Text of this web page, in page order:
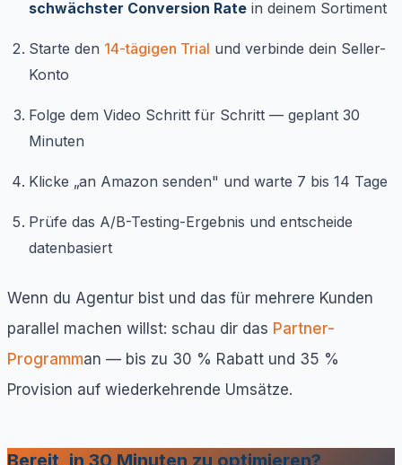
schwächster Conversion Rate in deinem Sortiment
Starte den 14-tägigen Trial und verbinde dein Seller-
Konto
Folge dem Video Schritt für Schritt — geplant 30
Minuten
Klicke „an Amazon senden" und warte 7 bis 14 Tage
Prüfe das A/B-Testing-Ergebnis und entscheide
datenbasiert
Wenn du Agentur bist und das für mehrere Kunden
parallel machen willst: schau dir das Partner-
Programman — bis zu 30 % Rabatt und 35 %
Provision auf wiederkehrende Umsätze.
Bereit, in 30 Minuten zu optimieren?